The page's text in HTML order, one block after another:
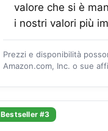
valore che si è
i nostri valori più
Prezzi e disponibilità
Amazon.com, Inc. o sue
Bestseller #3